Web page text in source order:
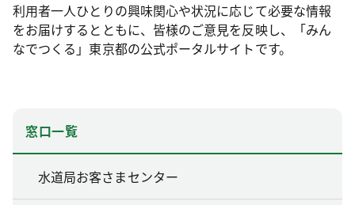
利用者一人ひとりの興味関心や状況に応じて必要な情報
をお届けするとともに、皆様のご意見を反映し、「みん
なでつくる」東京都の公式ポータルサイトです。
窓口一覧
水道局お客さまセンター